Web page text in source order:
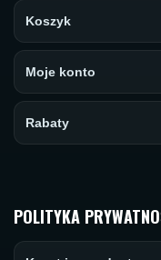
Koszyk
Moje konto
Rabaty
POLITYKA